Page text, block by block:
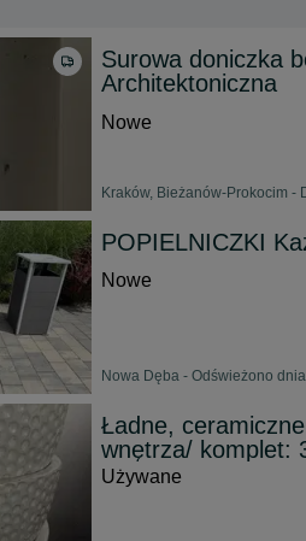
Surowa doniczka
Architektoniczna
Nowe
Kraków, Bieżanów-Prokocim -
POPIELNICZKI
Nowe
Nowa Dęba - Odświeżono
Ładne,
wnętrza/ komplet:
Używane